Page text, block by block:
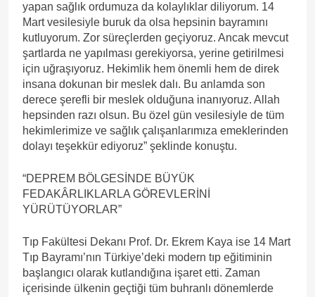
yapan sağlık ordumuza da kolaylıklar diliyorum. 14
Mart vesilesiyle buruk da olsa hepsinin bayramını
kutluyorum. Zor süreçlerden geçiyoruz. Ancak mevcut
şartlarda ne yapılması gerekiyorsa, yerine getirilmesi
için uğraşıyoruz. Hekimlik hem önemli hem de direk
insana dokunan bir meslek dalı. Bu anlamda son
derece şerefli bir meslek olduğuna inanıyoruz. Allah
hepsinden razı olsun. Bu özel gün vesilesiyle de tüm
hekimlerimize ve sağlık çalışanlarımıza emeklerinden
dolayı teşekkür ediyoruz” şeklinde konuştu.
“DEPREM BÖLGESİNDE BÜYÜK
FEDAKÂRLIKLARLA GÖREVLERİNİ
YÜRÜTÜYORLAR”
Tıp Fakültesi Dekanı Prof. Dr. Ekrem Kaya ise 14 Mart
Tıp Bayramı’nın Türkiye’deki modern tıp eğitiminin
başlangıcı olarak kutlandığına işaret etti. Zaman
içerisinde ülkenin geçtiği tüm buhranlı dönemlerde